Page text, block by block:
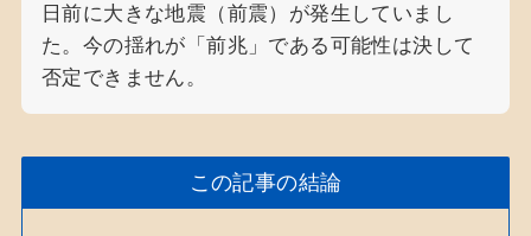
日前に大きな地震（前震）が発生していまし
た。今の揺れが「前兆」である可能性は決して
否定できません。
この記事の結論